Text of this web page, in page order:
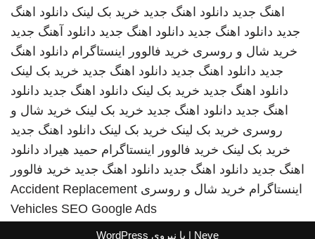
اهنگ جدید دانلود اهنگ جدید خرید بک لینک دانلود اهنگ
جدید دانلود اهنگ جدید دانلود اهنگ جدید دانلود آهنگ جدید
خرید شال و روسری خرید فالوور اینستاگرام دانلود اهنگ
جدید دانلود اهنگ جدید دانلود اهنگ جدید خرید بک لینک
دانلود اهنگ جدید خرید بک لینک دانلود اهنگ جدید دانلود
اهنگ جدید دانلود اهنگ جدید خرید بک لینک خرید شال و
روسری خرید بک لینک خرید بک لینک دانلود اهنگ جدید
خرید بک لینک خرید فالوور اینستاگرام حمید هیراد دانلود
اهنگ جدید دانلود اهنگ جدید دانلود اهنگ جدید خرید فالوور
اینستاگرام خرید شال و روسری Accident Replacement
Vehicles SEO Google Ads
Neve | با نیروی WordPress